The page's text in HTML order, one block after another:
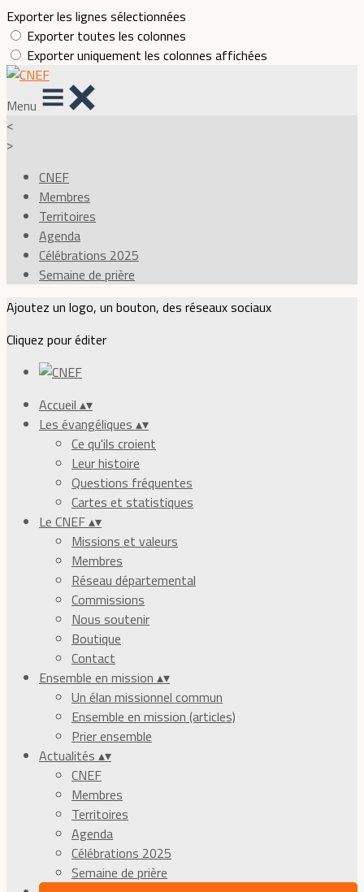
Exporter les lignes sélectionnées
Exporter toutes les colonnes
Exporter uniquement les colonnes affichées
Menu
<
>
CNEF
Membres
Territoires
Agenda
Célébrations 2025
Semaine de prière
Ajoutez un logo, un bouton, des réseaux sociaux
Cliquez pour éditer
Accueil ▴▾
Les évangéliques ▴▾
Ce qu'ils croient
Leur histoire
Questions fréquentes
Cartes et statistiques
Le CNEF▴▾
Missions et valeurs
Membres
Réseau départemental
Commissions
Nous soutenir
Boutique
Contact
Ensemble en mission ▴▾
Un élan missionnel commun
Ensemble en mission (articles)
Prier ensemble
Actualités ▴▾
CNEF
Membres
Territoires
Agenda
Célébrations 2025
Semaine de prière